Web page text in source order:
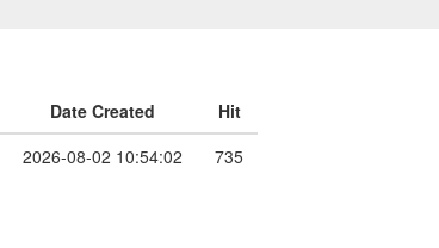
Date Created
Hit
2026-08-02 10:54:02 735